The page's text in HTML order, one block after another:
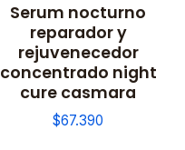
Serum nocturno
reparador y
rejuvenecedor
concentrado night
cure casmara
$67.390